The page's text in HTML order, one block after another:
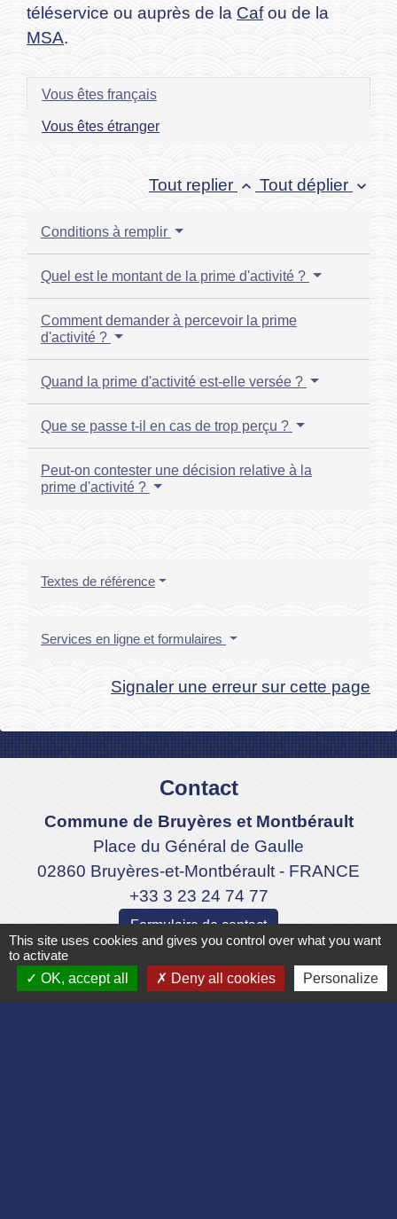
téléservice ou auprès de la Cafou de la
MSA.
Vous êtes français
Vous êtes étranger
Tout replier keyboard_arrow_up Tout déplier keyboard_arrow_down
Conditions à remplir
Quel est le montant de la prime d'activité ?
Comment demander à percevoir la prime
d'activité ?
Quand la prime d'activité est-elle versée ?
Que se passe t-il en cas de trop perçu ?
Peut-on contester une décision relative à la
prime d'activité ?
Textes de référence
Services en ligne et formulaires
Signaler une erreur sur cette page
Contact
Commune de Bruyères et Montbérault
Place du Général de Gaulle
02860 Bruyères-et-Montbérault - FRANCE
+33 3 23 24 74 77
Formulaire de contact
This site uses cookies and gives you control over what you want
to activate
OK, accept all
Deny all cookies Personalize